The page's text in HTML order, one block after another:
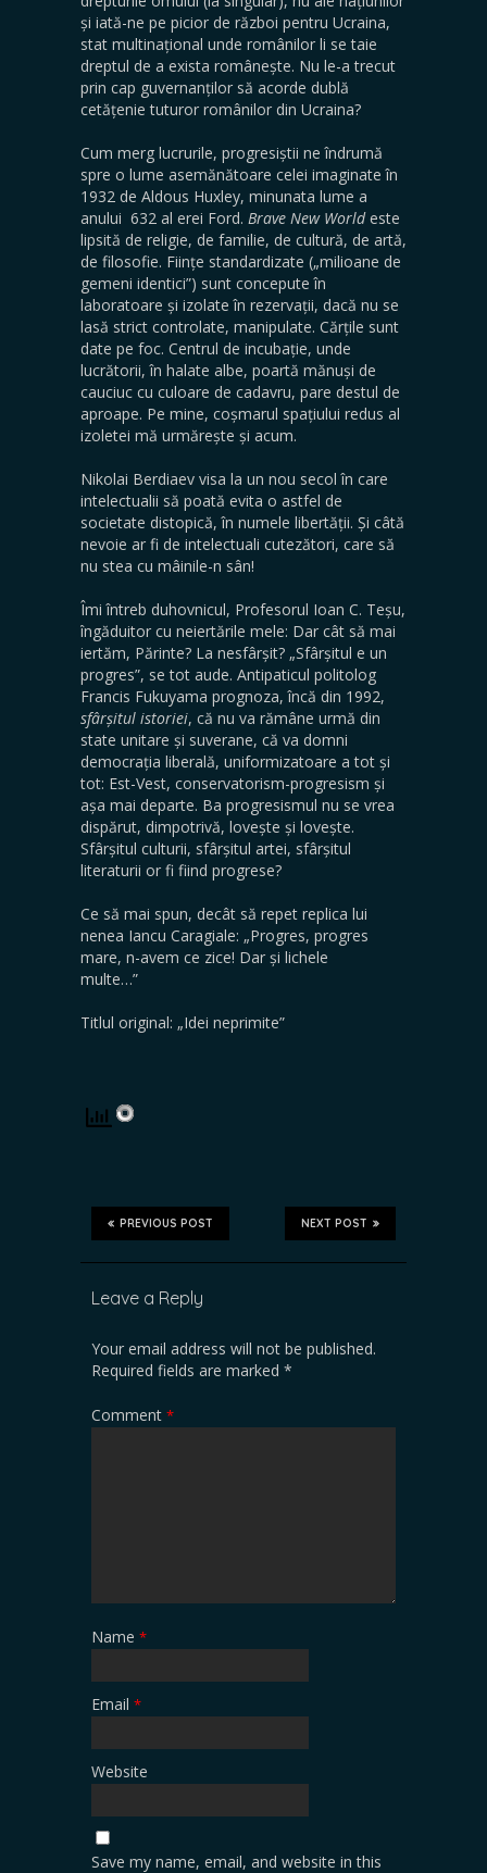
și iată-ne pe picior de război pentru Ucraina,
stat multinațional unde românilor li se taie
dreptul de a exista românește. Nu le-a trecut
prin cap guvernanților să acorde dublă
cetățenie tuturor românilor din Ucraina?
Cum merg lucrurile, progresiștii ne îndrumă
spre o lume asemănătoare celei imaginate în
1932 de Aldous Huxley, minunata lume a
anului 632 al erei Ford. Brave New Worldeste
lipsită de religie, de familie, de cultură, de artă,
de filosofie. Ființe standardizate („milioane de
gemeni identici”) sunt concepute în
laboratoare și izolate în rezervații, dacă nu se
lasă strict controlate, manipulate. Cărțile sunt
date pe foc. Centrul de incubație, unde
lucrătorii, în halate albe, poartă mănuși de
cauciuc cu culoare de cadavru, pare destul de
aproape. Pe mine, coșmarul spațiului redus al
izoletei mă urmărește și acum.
Nikolai Berdiaev visa la un nou secol în care
intelectualii să poată evita o astfel de
societate distopică, în numele libertății. Și câtă
nevoie ar fi de intelectuali cutezători, care să
nu stea cu mâinile-n sân!
Îmi întreb duhovnicul, Profesorul Ioan C. Teșu,
îngăduitor cu neiertările mele: Dar cât să mai
iertăm, Părinte? La nesfârșit? „Sfârșitul e un
progres”, se tot aude. Antipaticul politolog
Francis Fukuyama prognoza, încă din 1992,
sfârșitul istoriei, că nu va rămâne urmă din
state unitare și suverane, că va domni
democrația liberală, uniformizatoare a tot și
tot: Est-Vest, conservatorism-progresism și
așa mai departe. Ba progresismul nu se vrea
dispărut, dimpotrivă, lovește și lovește.
Sfârșitul culturii, sfârșitul artei, sfârșitul
literaturii or fi fiind progrese?
Ce să mai spun, decât să repet replica lui
nenea Iancu Caragiale: „Progres, progres
mare, n-avem ce zice! Dar și lichele
multe…”
Titlul original: „Idei neprimite”
NEXT POST
PREVIOUS POST
Leave a Reply
Your email address will not be published.
Required fields are marked *
Comment *
Name *
Email *
Website
Save my name, email, and website in this